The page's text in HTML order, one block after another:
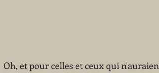
Oh, et pour celles et ceux qui